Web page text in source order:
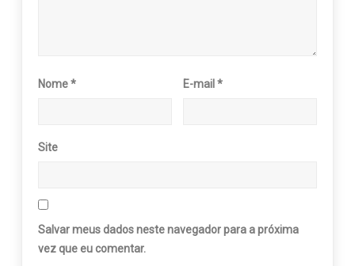
Nome* E-mail*
Site
Salvar meus dados neste navegador para a próxima
vez que eu comentar.